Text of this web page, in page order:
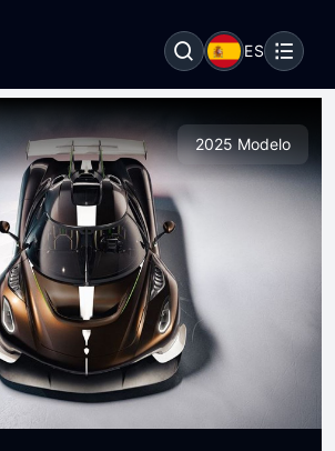
ES
2025 Modelo